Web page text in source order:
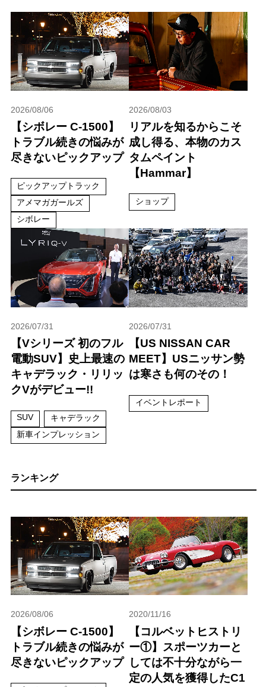
2026/08/06
【シボレー C-1500】
トラブル続きの悩みが
尽きないピックアップ
ピックアップトラック
アメマガガールズ
シボレー
2026/08/03
リアルを知るからこそ
成し得る、本物のカス
タムペイント
【Hammar】
ショップ
2026/07/31
【Vシリーズ 初のフル
電動SUV】史上最速の
キャデラック・リリッ
クVがデビュー!!
SUV
キャデラック
新車インプレッション
2026/07/31
【US NISSAN CAR
MEET】USニッサン勢
は寒さも何のその！
イベントレポート
ランキング
2026/08/06
【シボレー C-1500】
トラブル続きの悩みが
尽きないピックアップ
2020/11/16
【コルベットヒストリ
ー①】スポーツカーと
しては不十分ながら一
定の人気を獲得したC1